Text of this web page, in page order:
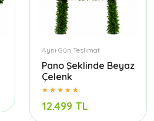
Aynı Gün Teslimat
Pano Şeklinde Beyaz
Çelenk
12.499 TL